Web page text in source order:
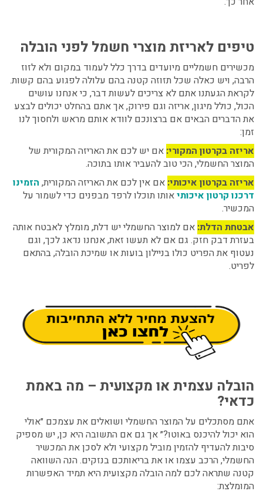
טיפים לאריזת מוצרי חשמל לפני הובלה
מכשירים חשמליים מיועדים בדרך כלל לעמוד במקום ולא לזוז
הרבה, ויש כאלה שכל תזוזה קטנה בהם עלולה לפגוע בהם קשות.
לקראת הגעתנו אתם לא צריכים לעשות דבר, כי אנחנו עושים
הכול, כולל מיגון, אריזה וגם פירוק, אך אתם בהחלט יכולים לבצע
את הדברים הבאים אם ברצונכם לוודא אותם מראש ולחסוך לנו
זמן:
אריזה בקרטון המקורי: אם יש לכם את האריזה המקורית של
המוצר החשמלי, הכי טוב להעביר אותו בתוכה.
אריזה בקרטון איכותי: אם אין לכם את האריזה המקורית, הזמינו
דרכנו קרטון איכותיאותו תוכלו לרפד מבפנים כדי לשמור על
המכשיר.
אבטחת הדלת: אם למוצר החשמלי יש דלת, מומלץ לאבטח אותה
בעזרת דבק חזק. גם אם לא תעשו זאת, אנחנו נדאג לכך, וגם
נעטוף את הפריט כולו בניילון בועות או שמיכת הובלה, בהתאם
לפריט.
הובלה עצמית או מקצועית – מה באמת
כדאי?
אתם מסתכלים על המוצר החשמלי ושואלים את עצמכם ״אולי
הוא יכול להיכנס באוטו?״ אך גם אם התשובה היא כן, יש מספיק
סיבות להעדיף להזמין מוביל מקצועי ולא לסכן את המכשיר
החשמלי, הרכב עצמו או את בריאותכם בנזקים. הנה השוואה
קטנה שתראה לכם למה הובלה מקצועית היא תמיד האפשרות
המומלצת: